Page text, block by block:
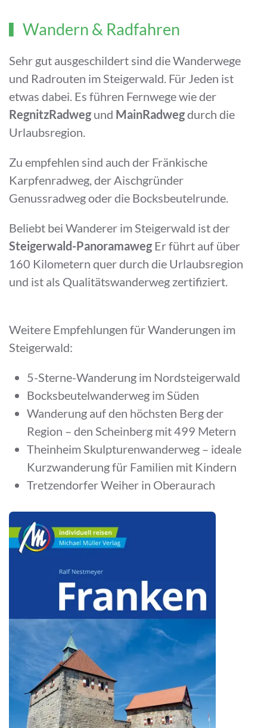
Wandern & Radfahren
Sehr gut ausgeschildert sind die Wanderwege
und Radrouten im Steigerwald. Für Jeden ist
etwas dabei. Es führen Fernwege wie der
RegnitzRadweg und MainRadwegdurch die
Urlaubsregion.
Zu empfehlen sind auch der Fränkische
Karpfenradweg, der Aischgründer
Genussradweg oder die Bocksbeutelrunde.
Beliebt bei Wanderer im Steigerwald ist der
Steigerwald-Panoramaweg Er führt auf über
160 Kilometern quer durch die Urlaubsregion
und ist als Qualitätswanderweg zertifiziert.
Weitere Empfehlungen für Wanderungen im
Steigerwald:
5-Sterne-Wanderung im Nordsteigerwald
Bocksbeutelwanderweg im Süden
Wanderung auf den höchsten Berg der
Region – den Scheinberg mit 499 Metern
Theinheim Skulpturenwanderweg – ideale
Kurzwanderung für Familien mit Kindern
Tretzendorfer Weiher in Oberaurach